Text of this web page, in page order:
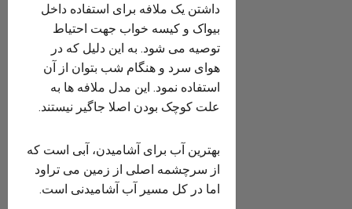
داشتن یک ملافه برای استفاده داخل
بیواک و کیسه خواب جهت احتیاط
توصیه می شود. به این دلیل که در
هوای سرد و هنگام شب بتوان از آن
استفاده نمود. این مدل ملافه ها به
علت کوچک بودن اصلا جاگیر نیستند.
بهترین آب برای آشامیدن، آبی است که
از سرچشمه اصلی از زمین می تراود
اما در کل مسیر آب آشامیدنی است.